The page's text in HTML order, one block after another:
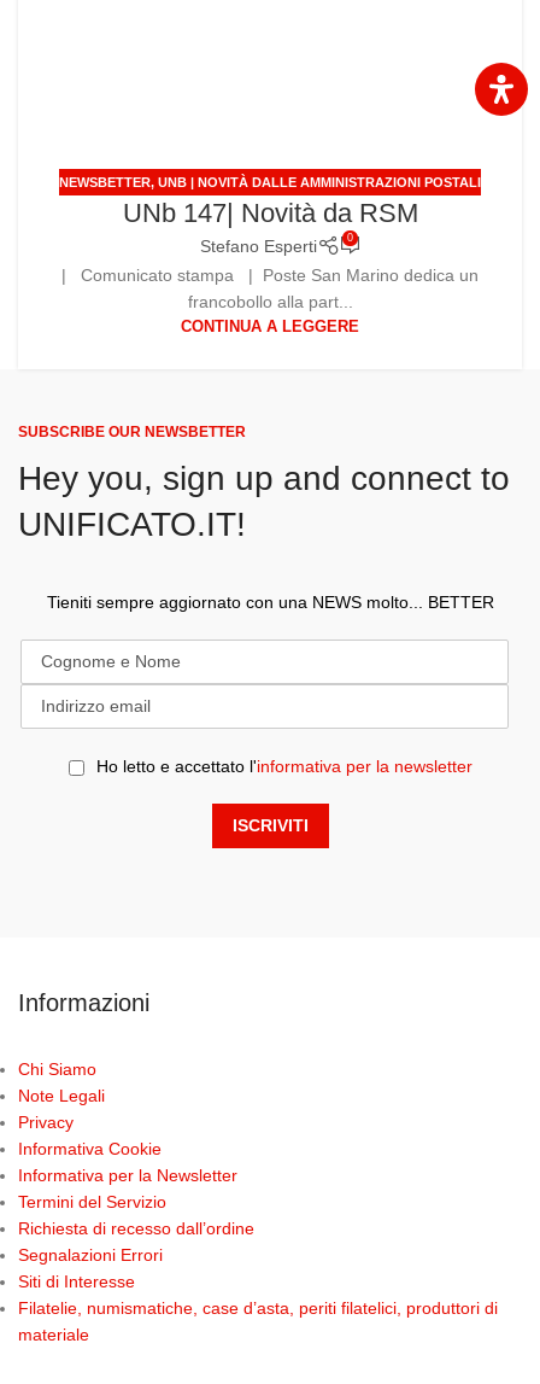
NEWSBETTER, UNB | NOVITÀ DALLE AMMINISTRAZIONI POSTALI
UNb 147| Novità da RSM
Stefano Esperti 0
| Comunicato stampa | Poste San Marino dedica un
francobollo alla part...
CONTINUA A LEGGERE
SUBSCRIBE OUR NEWSBETTER
Hey you, sign up and connect to
UNIFICATO.IT!
Tieniti sempre aggiornato con una NEWS molto... BETTER
Ho letto e accettato l'informativa per la newsletter
Informazioni
Chi Siamo
Note Legali
Privacy
Informativa Cookie
Informativa per la Newsletter
Termini del Servizio
Richiesta di recesso dall’ordine
Segnalazioni Errori
Siti di Interesse
Filatelie, numismatiche, case d’asta, periti filatelici, produttori di
materiale